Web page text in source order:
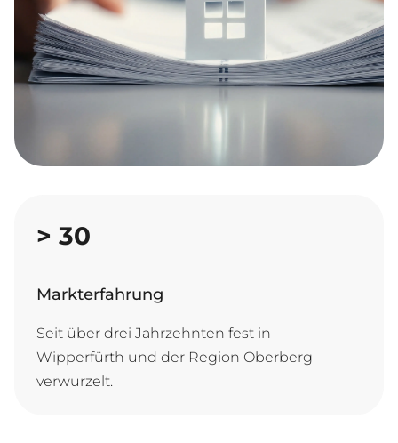
> 30
Markterfahrung
Seit über drei Jahrzehnten fest in
Wipperfürth und der Region Oberberg
verwurzelt.